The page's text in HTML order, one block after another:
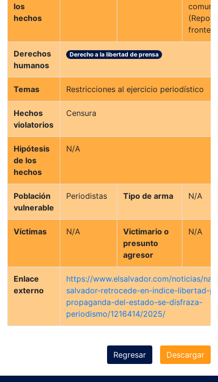
los
hechos
Derechos
humanos
Derecho a la libertad de prensa
Temas Restricciones al ejercicio periodístico
Hechos
violatorios
Censura
Hipótesis
de los
hechos
N/A
Población
vulnerable
Periodistas Tipo de arma N/A
Víctimas N/A
Victimario o
presunto
agresor
N/A
Enlace
externo
https://www.elsalvador.com/noticias/
salvador-retrocede-en-indice-libertad-
propaganda-del-estado-se-disfraza-
periodismo/1216414/2025/
Descargar
Regresar